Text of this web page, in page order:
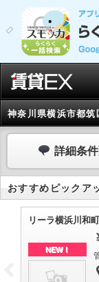
神奈川県横浜市都
詳細条
おすすめピックア
リーラ横浜川和
NEW！